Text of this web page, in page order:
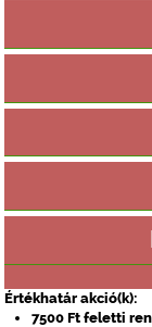
Értékhatár akció(k):
7500 Ft feletti